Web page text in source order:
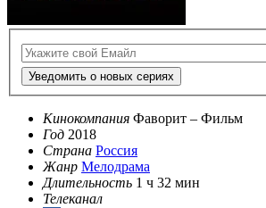
Уведомить о новых сериях
Кинокомпания Фаворит – Фильм
Год 2018
Страна Россия
Жанр Мелодрама
Длительность 1 ч 32 мин
Телеканал